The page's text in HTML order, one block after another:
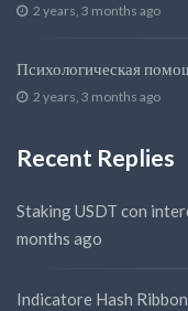
2 years, 3 months ago
Психологическая
2 years, 3 months ago
Recent Replies
Staking USDT con
months ago
Indicatore Hash